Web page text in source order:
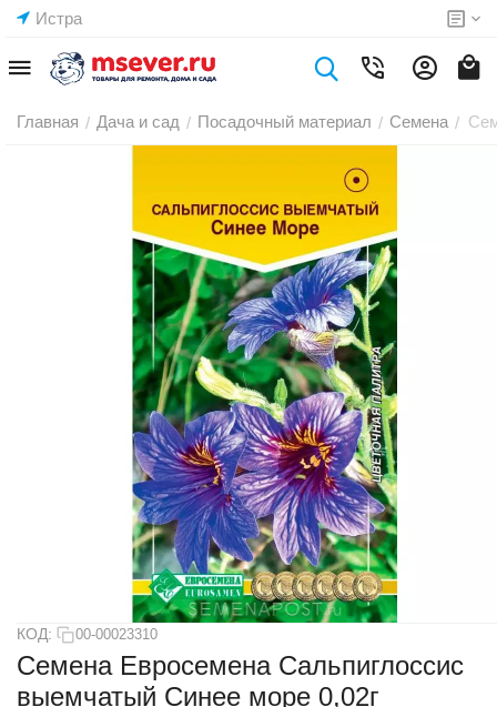
Истра
Главная / Дача и сад / Посадочный материал / Семена /
КОД: 00-00023310
Семена Евросемена Сальпиглоссис
выемчатый Синее море 0,02г